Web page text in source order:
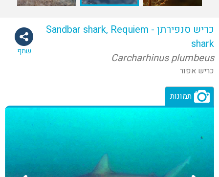
שתף
כריש סנפירתן - Sandbar shark, Requiem
shark
Carcharhinus plumbeus
כריש אפור
תמונות